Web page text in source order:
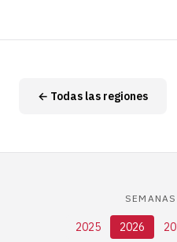
← Todas las regiones
2025 2026